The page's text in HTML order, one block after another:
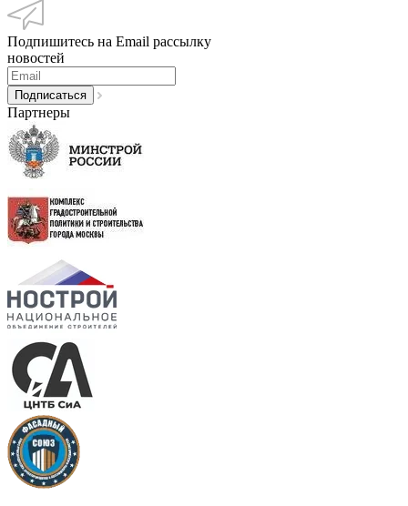
Подпишитесь на Email рассылку
новостей
Партнеры